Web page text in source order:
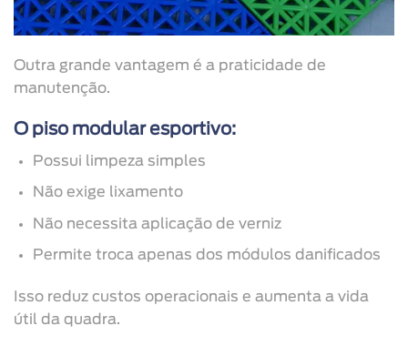
Outra grande vantagem é a praticidade de
manutenção.
O piso modular esportivo:
Possui limpeza simples
Não exige lixamento
Não necessita aplicação de verniz
Permite troca apenas dos módulos danificados
Isso reduz custos operacionais e aumenta a vida
útil da quadra.